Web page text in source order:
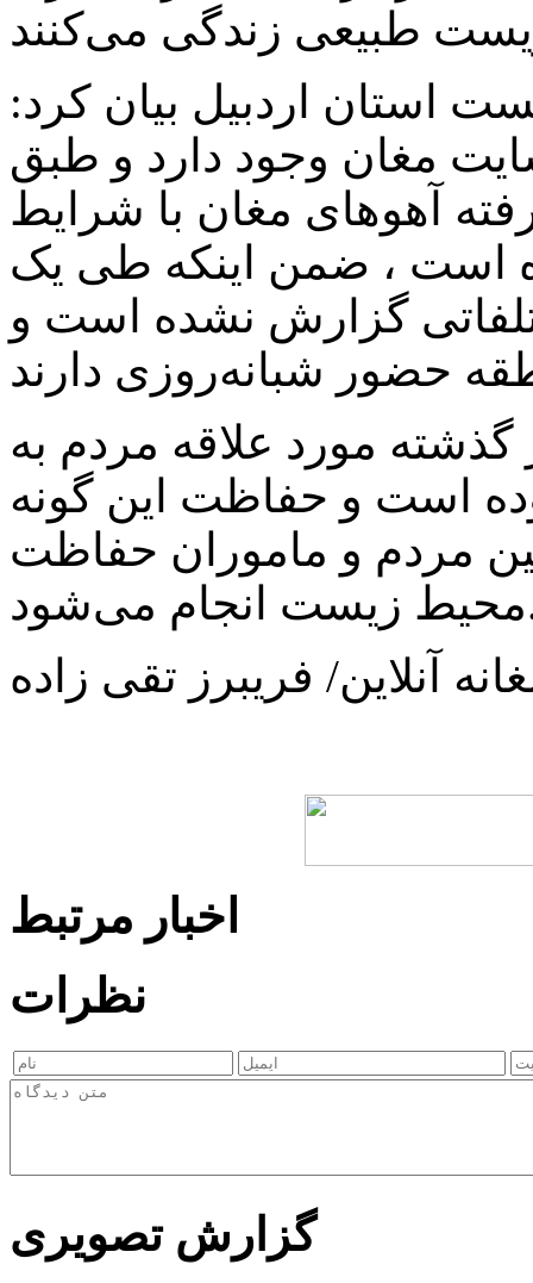
استان اردبیل بیان کرد:
در سایت مغان وجود دارد و طبق
آهوهای مغان با شرایط
است ، ضمن اینکه طی یک
گزارش نشده است و
مورد علاقه مردم به
است و حفاظت این گونه
مردم و ماموران حفاظت
آنلاین/ فریبرز تقی زاده
اخبار مرتبط
نظرات
گزارش تصویری